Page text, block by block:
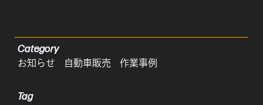
Category
お知らせ 自動車販売 作業事例
Tag